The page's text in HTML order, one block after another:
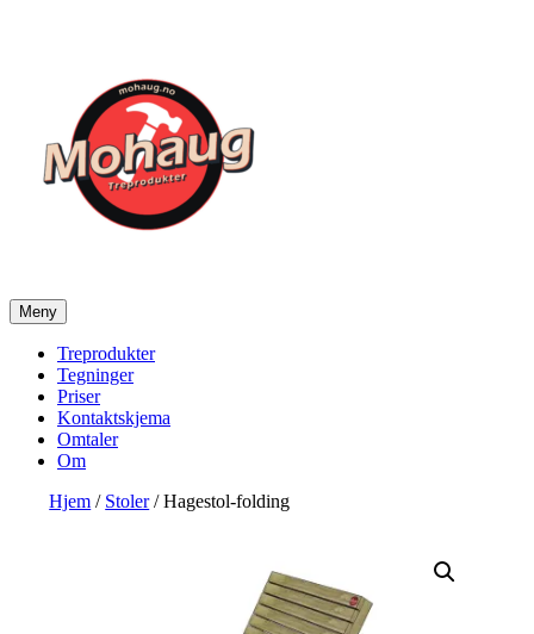
Mohaug Treprodukter
Salg av tegninger og treprodukter
Meny
Treprodukter
Tegninger
Priser
Kontaktskjema
Omtaler
Om
Hjem / Stoler/ Hagestol-folding